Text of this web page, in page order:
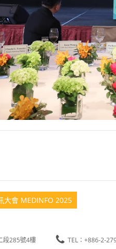
大會 MEDINFO 2025
段285號4樓 TEL：+886-2-